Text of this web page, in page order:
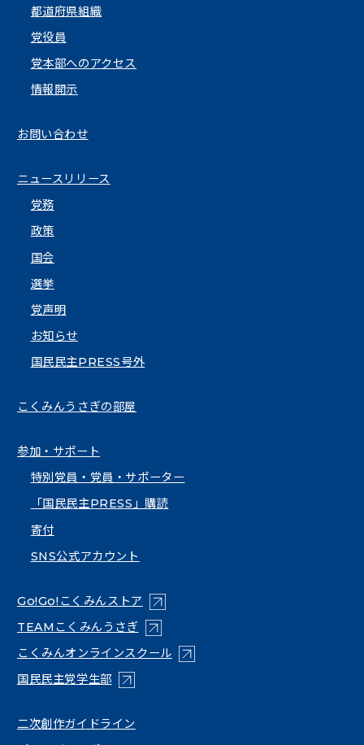
都道府県組織
党役員
党本部へのアクセス
情報開示
お問い合わせ
ニュースリリース
党務
政策
国会
選挙
党声明
お知らせ
国民民主PRESS号外
こくみんうさぎの部屋
参加・サポート
特別党員・党員・サポーター
「国民民主PRESS」購読
寄付
SNS公式アカウント
Go!Go!こくみんストア （新しいタブで開く）
TEAMこくみんうさぎ（新しいタブで開く）
こくみんオンラインスクール（新しいタブで開く）
国民民主党学生部（新しいタブで開く）
二次創作ガイドライン